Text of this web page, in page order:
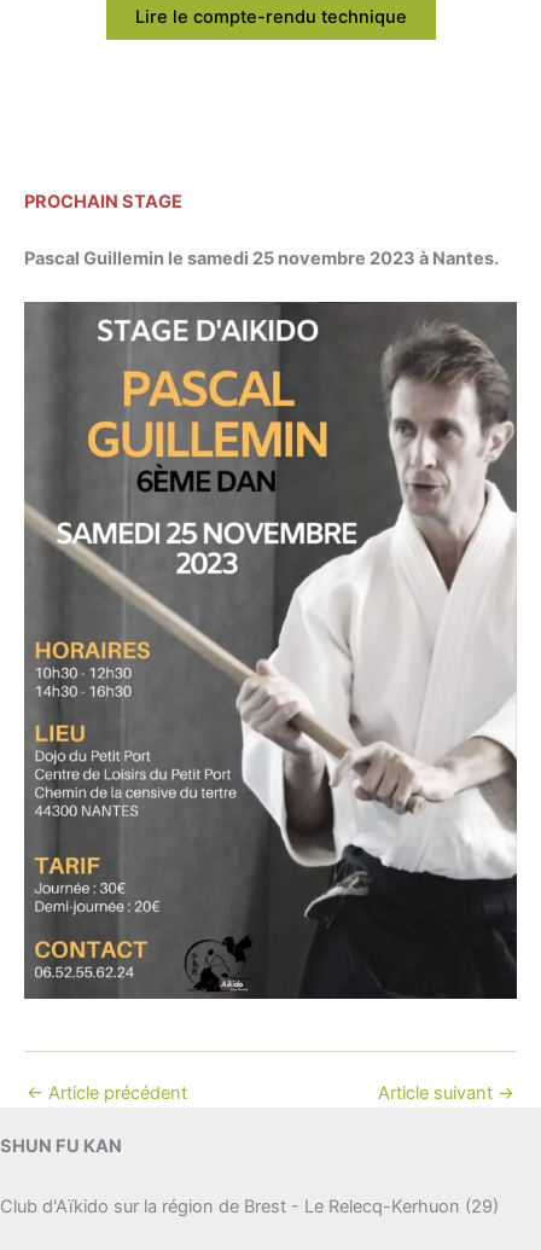
Lire le compte-rendu technique
PROCHAIN STAGE
Pascal Guillemin le samedi 25 novembre 2023 à Nantes.
← Article précédent Article suivant →
SHUN FU KAN
Club d'Aïkido sur la région de Brest - Le Relecq-Kerhuon (29)